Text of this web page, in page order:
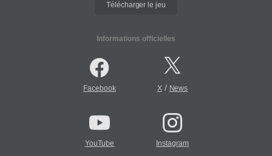
Télécharger le jeu
Informations officielles
Facebook X/ News
YouTube Instagram